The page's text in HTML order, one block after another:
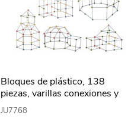
Bloques de plástico, 138
piezas, varillas conexiones y
TNT, en caja
JU7768